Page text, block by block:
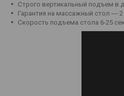
Строго вертикальный подъем в
Гарантия на массажный стол ― 2
Скорость подъема стола 6-25